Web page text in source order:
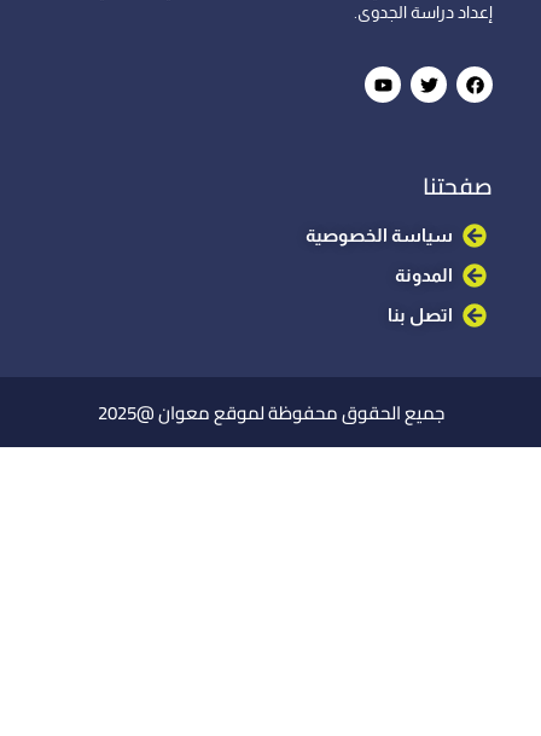
إعداد دراسة الجدوى.
صفحتنا
سياسة الخصوصية
المدونة
اتصل بنا
جميع الحقوق محفوظة لموقع معوان @2025